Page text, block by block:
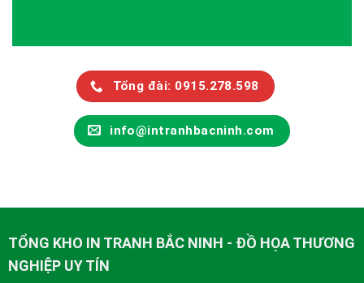
Tổng đài: 0915.278.598
info@intranhbacninh.com
TỔNG KHO IN TRANH BẮC NINH - ĐỒ HỌA THƯƠNG
NGHIỆP UY TÍN